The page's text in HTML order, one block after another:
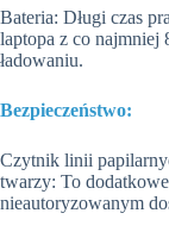
Bateria: Długi czas
laptopa z co najmniej
ładowaniu.
Bezpieczeństwo:
Czytnik linii
twarzy: To
nieautoryzowanym